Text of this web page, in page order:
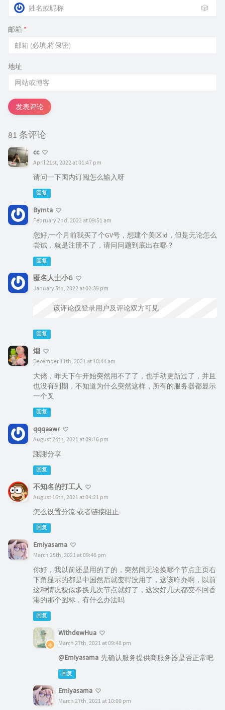
🎲
邮箱 *
地址
发表评论
81 条评论
cc
April 21st, 2022 at 01:47 pm
请问一下国内订阅怎么输入呀
回复
Bymta
February 2nd, 2022 at 09:51 am
您好,一个月前我买了个GV号，想建个美区id，但是无论怎么
尝试，就是注册不了，请问问题到底出在哪？
回复
匿名人士小G
January 5th, 2022 at 02:39 pm
该评论仅登录用户及评论双方可见
回复
烟
December 11th, 2021 at 10:44 am
大佬，昨天下午开始突然用不了了，也手动更新过了，并且
也没有到期，不知道为什么突然这样，所有的服务器都显示
一个叉
回复
qqqaawr
August 24th, 2021 at 09:16 pm
謝謝分享
回复
不知名的打工人
August 16th, 2021 at 04:21 pm
怎么设置分流 或者链接阻止
回复
Emiyasama
March 25th, 2021 at 09:46 pm
你好，我以前还是用的了的，突然间无论换哪个节点主页右
下角显示的都是中国然后就变得没用了，这该咋办啊，以前
这种情况貌似多换几次节点就好了，这次好几天都变不回香
港的那个图标，有什么办法吗
回复
WithdewHua
March 27th, 2021 at 09:48 pm
@Emiyasama 先确认服务提供商服务器是否正常吧
回复
Emiyasama
March 27th, 2021 at 10:00 pm